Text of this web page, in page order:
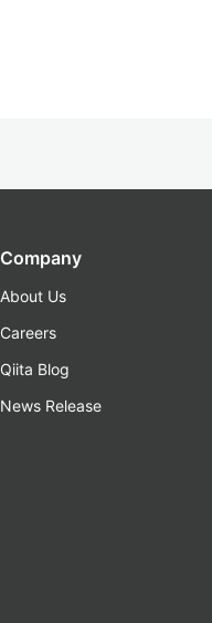
Company
About Us
Careers
Qiita Blog
News Release